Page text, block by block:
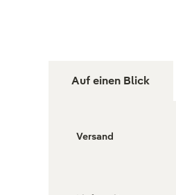
Auf einen Blick
Versand